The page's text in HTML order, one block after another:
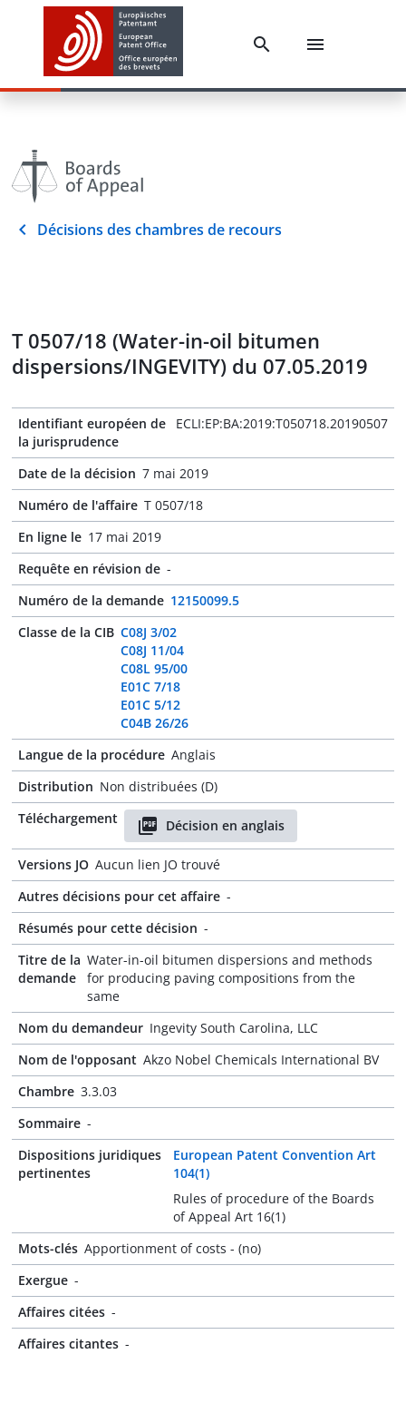
Décisions des chambres de recours
T 0507/18 (Water-in-oil bitumen
dispersions/INGEVITY) du 07.05.2019
Identifiant européen de
la jurisprudence
ECLI:EP:BA:2019:T050718.20190507
Date de la décision 7 mai 2019
Numéro de l'affaire T 0507/18
En ligne le 17 mai 2019
Requête en révision de -
Numéro de la demande 12150099.5
Classe de la CIB C08J 3/02
C08J 11/04
C08L 95/00
E01C 7/18
E01C 5/12
C04B 26/26
Langue de la procédure Anglais
Distribution Non distribuées (D)
Téléchargement
Décision en anglais
Versions JO Aucun lien JO trouvé
Autres décisions pour cet affaire -
Résumés pour cette décision -
Titre de la
demande
Water-in-oil bitumen dispersions and methods
for producing paving compositions from the
same
Nom du demandeur Ingevity South Carolina, LLC
Nom de l'opposant Akzo Nobel Chemicals International BV
Chambre 3.3.03
Sommaire -
Dispositions juridiques
pertinentes
European Patent Convention Art
104(1)
Rules of procedure of the Boards
of Appeal Art 16(1)
Mots-clés Apportionment of costs - (no)
Exergue -
Affaires citées -
Affaires citantes -